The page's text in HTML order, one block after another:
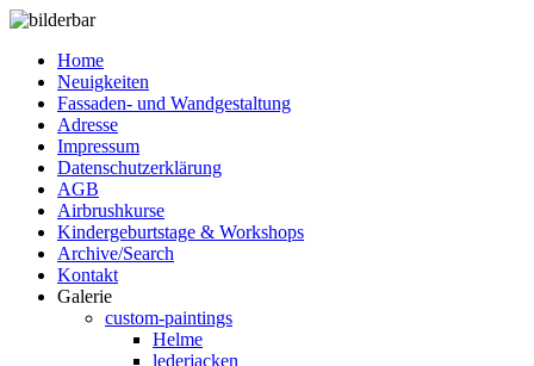
Home
Neuigkeiten
Fassaden- und Wandgestaltung
Adresse
Impressum
Datenschutzerklärung
AGB
Airbrushkurse
Kindergeburtstage & Workshops
Archive/Search
Kontakt
Galerie
custom-paintings
Helme
lederjacken